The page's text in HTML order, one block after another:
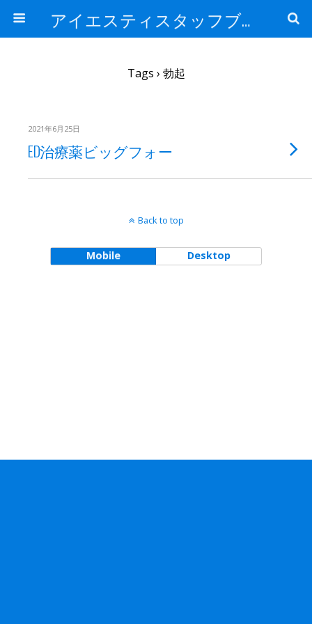
アイエスティスタッフブログ
Tags › 勃起
2021年6月25日
ED治療薬ビッグフォー
Back to top
Mobile Desktop